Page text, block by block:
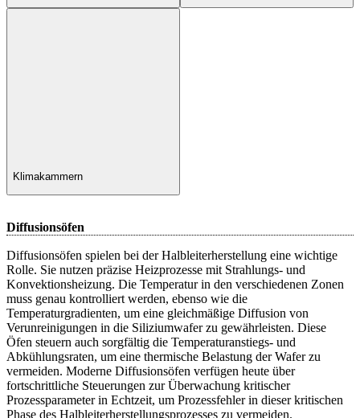
Klimakammern
Diffusionsöfen
Diffusionsöfen spielen bei der Halbleiterherstellung eine wichtige
Rolle. Sie nutzen präzise Heizprozesse mit Strahlungs- und
Konvektionsheizung. Die Temperatur in den verschiedenen Zonen
muss genau kontrolliert werden, ebenso wie die
Temperaturgradienten, um eine gleichmäßige Diffusion von
Verunreinigungen in die Siliziumwafer zu gewährleisten. Diese
Öfen steuern auch sorgfältig die Temperaturanstiegs- und
Abkühlungsraten, um eine thermische Belastung der Wafer zu
vermeiden. Moderne Diffusionsöfen verfügen heute über
fortschrittliche Steuerungen zur Überwachung kritischer
Prozessparameter in Echtzeit, um Prozessfehler in dieser kritischen
Phase des Halbleiterherstellungsprozesses zu vermeiden.